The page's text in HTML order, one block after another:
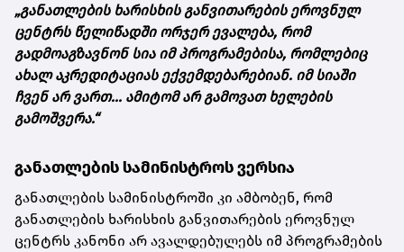
„განათლების ხარისხის განვითარების ეროვნულ
ცენტრს წელიწადში ორჯერ ევალება, რომ
გადმოაგზავნონ სია იმ პროგრამებისა, რომლებიც
ახალ აკრედიტაციას ექვემდებარებიან. იმ სიაში
ჩვენ არ ვართ... ამიტომ არ გამოვათ ხელების
გამოშვერა.“
განათლების სამინისტროს ვერსია
განათლების სამინისტროში კი ამბობენ, რომ
განათლების ხარისხის განვითარების ეროვნულ
ცენტრს კანონი არ ავალდებულებს იმ პროგრამების